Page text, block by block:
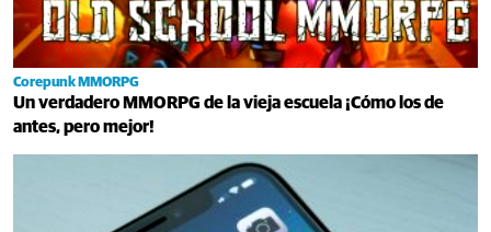
Corepunk MMORPG
Un verdadero MMORPG de la vieja escuela ¡Cómo los de
antes, pero mejor!